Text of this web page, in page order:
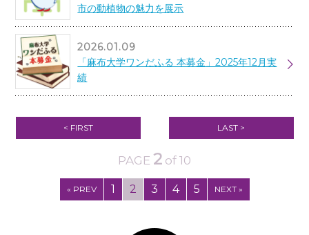
市の動植物の魅力を展示
2026.01.09
「麻布大学ワンだふる 本募金」2025年12月実
績
PAGE 2 of 10
< FIRST
« PREV 1 2 3 4 5 NEXT »
LAST >